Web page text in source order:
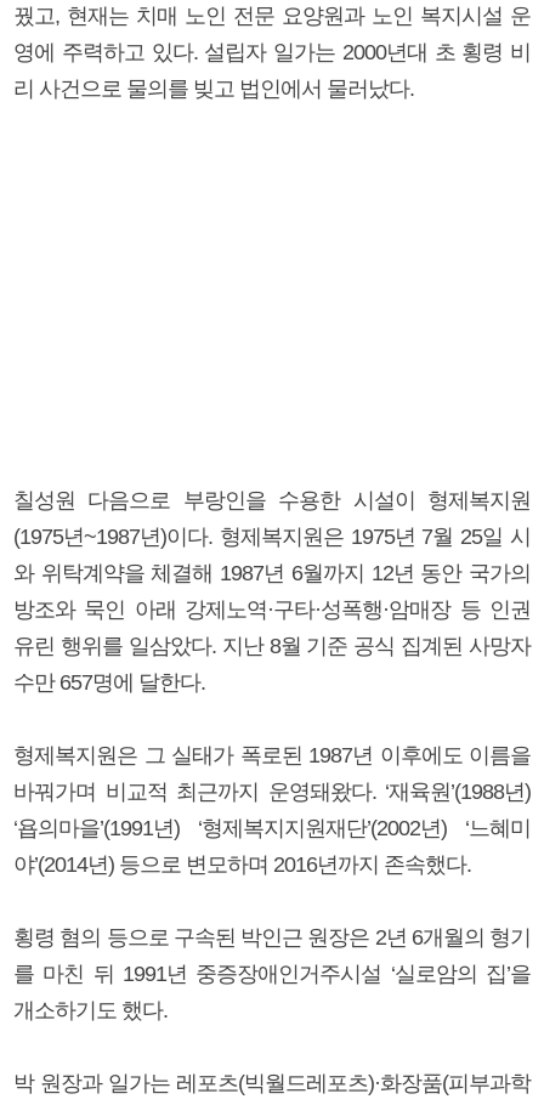
꿨고, 현재는 치매 노인 전문 요양원과 노인 복지시설 운
영에 주력하고 있다. 설립자 일가는 2000년대 초 횡령 비
리 사건으로 물의를 빚고 법인에서 물러났다.
칠성원 다음으로 부랑인을 수용한 시설이 형제복지원
(1975년~1987년)이다. 형제복지원은 1975년 7월 25일 시
와 위탁계약을 체결해 1987년 6월까지 12년 동안 국가의
방조와 묵인 아래 강제노역·구타·성폭행·암매장 등 인권
유린 행위를 일삼았다. 지난 8월 기준 공식 집계된 사망자
수만 657명에 달한다.
형제복지원은 그 실태가 폭로된 1987년 이후에도 이름을
바꿔가며 비교적 최근까지 운영돼왔다. ‘재육원’(1988년)
‘욥의마을’(1991년) ‘형제복지지원재단’(2002년) ‘느혜미
야’(2014년) 등으로 변모하며 2016년까지 존속했다.
횡령 혐의 등으로 구속된 박인근 원장은 2년 6개월의 형기
를 마친 뒤 1991년 중증장애인거주시설 ‘실로암의 집’을
개소하기도 했다.
박 원장과 일가는 레포츠(빅월드레포츠)·화장품(피부과학